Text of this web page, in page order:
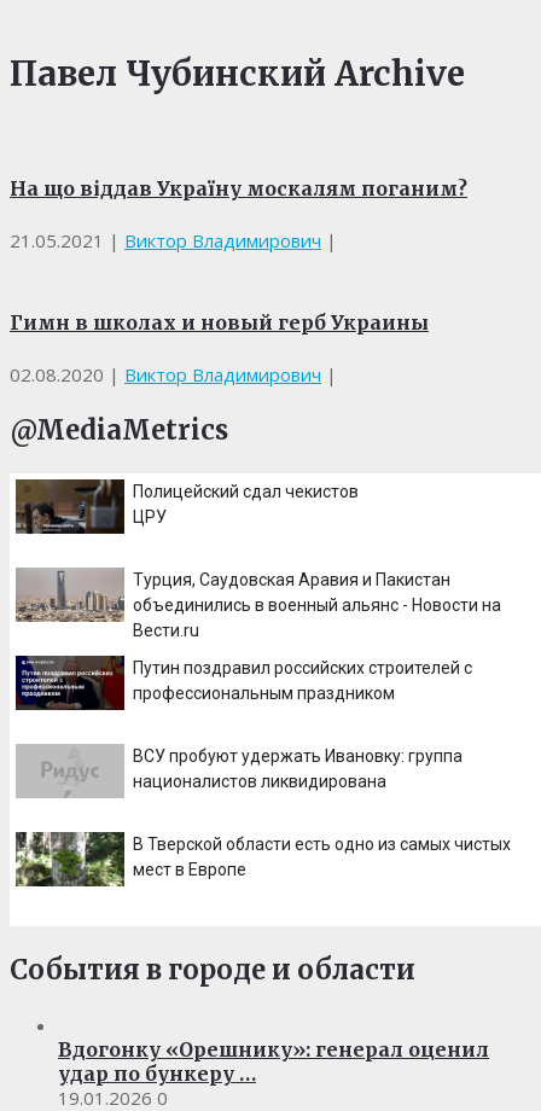
Павел Чубинский Archive
На що віддав Україну москалям поганим?
21.05.2021 | Виктор Владимирович |
Гимн в школах и новый герб Украины
02.08.2020 | Виктор Владимирович |
@MediaMetrics
Полицейский сдал чекистов
ЦРУ
Турция, Саудовская Аравия и Пакистан
объединились в военный альянс - Новости на
Вести.ru
Путин поздравил российских строителей с
профессиональным праздником
ВСУ пробуют удержать Ивановку: группа
националистов ликвидирована
В Тверской области есть одно из самых чистых
мест в Европе
События в городе и области
Вдогонку «Орешнику»: генерал оценил
удар по бункеру …
19.01.2026 0